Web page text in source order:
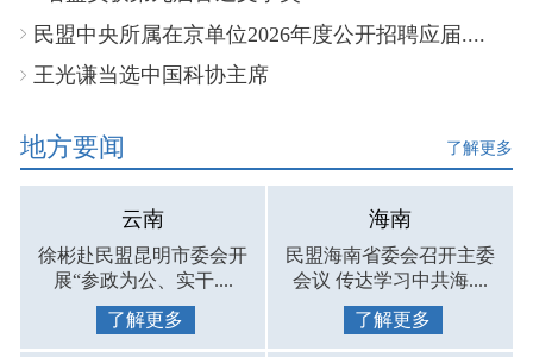
民盟中央所属在京单位2026年度公开招聘应届....
王光谦当选中国科协主席
地方要闻 了解更多
云南
徐彬赴民盟昆明市委会开
展“参政为公、实干....
了解更多
海南
民盟海南省委会召开主委
会议 传达学习中共海....
了解更多